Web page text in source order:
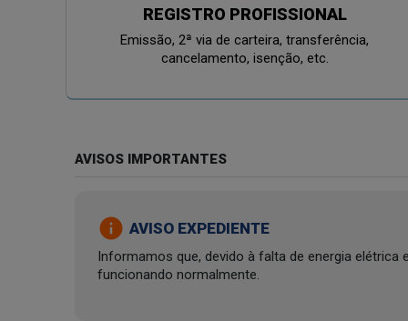
REGISTRO PROFISSIONAL
Emissão, 2ª via de carteira, transferência,
cancelamento, isenção, etc.
AVISOS IMPORTANTES
info AVISO EXPEDIENTE
Informamos que, devido à falta de energia
funcionando normalmente.